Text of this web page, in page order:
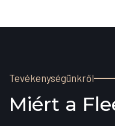
Tevékenységünkről
Miért a